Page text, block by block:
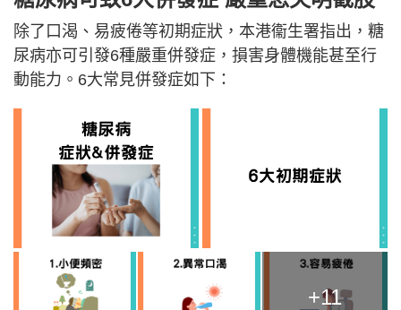
除了口渴、易疲倦等初期症狀，本港衞生署指出，糖
尿病亦可引發6種嚴重併發症，損害身體機能甚至行
動能力。6大常見併發症如下：
+11